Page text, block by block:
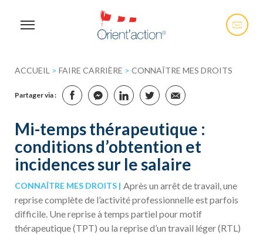
ACCUEIL > FAIRE CARRIÈRE > CONNAÎTRE MES DROITS
Partager via :
Mi-temps thérapeutique :
conditions d’obtention et
incidences sur le salaire
CONNAÎTRE MES DROITS
Après un arrêt de travail, une
reprise complète de l’activité professionnelle est parfois
difficile. Une reprise à temps partiel pour motif
thérapeutique (TPT) ou la reprise d’un travail léger (RTL)